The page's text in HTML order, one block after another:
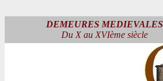
DEMEURES MEDIEVALES
Du X au XVIème siècle